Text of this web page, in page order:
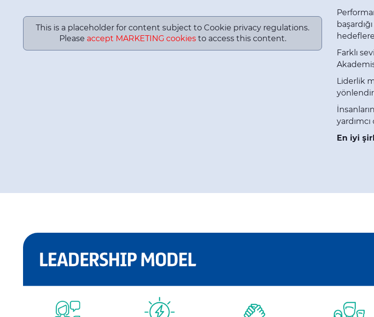
This is a placeholder for content subject to Cookie privacy regulations.
Please accept MARKETING cookiesto access this content.
hedeflere
Farklı
Liderlik
En iyi